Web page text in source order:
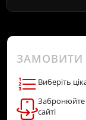
ЗАМОВИТИ
Виберіть
Забронюйте
сайті